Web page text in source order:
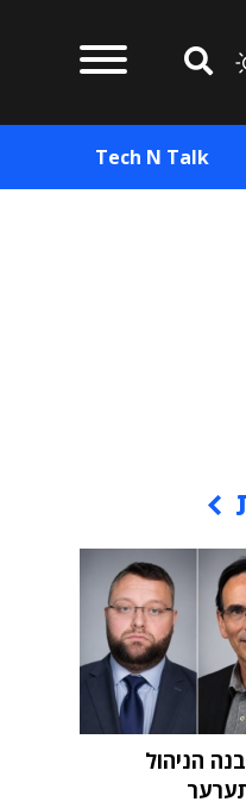
Tech N Talk
הניהול